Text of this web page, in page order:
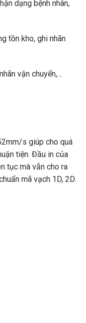
dạng bệnh nhân,
tồn kho, ghi nhãn
vận chuyển,…
s giúp cho quá
tiện. Đầu in của
tục mà vẫn cho ra
mã vạch 1D, 2D.